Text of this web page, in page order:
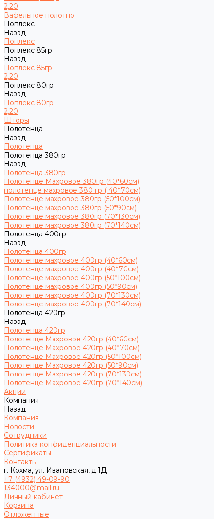
2,20
Вафельное полотно
Поплекс
Назад
Поплекс
Поплекс 85гр
Назад
Поплекс 85гр
2,20
Поплекс 80гр
Назад
Поплекс 80гр
2,20
Шторы
Полотенца
Назад
Полотенца
Полотенца 380гр
Назад
Полотенца 380гр
Полотенце Махровое 380гр (40*60см)
полотенце махровое 380 гр ( 40*70см)
Полотенце махровое 380гр (50*100см)
Полотенце махровое 380гр (50*90см)
Полотенце махровое 380гр (70*130см)
Полотенце махровое 380гр (70*140см)
Полотенца 400гр
Назад
Полотенца 400гр
Полотенце махровое 400гр (40*60см)
Полотенце махровое 400гр (40*70см)
Полотенце махровое 400гр (50*100см)
Полотенце махровое 400гр (50*90см)
Полотенце махровое 400гр (70*130см)
Полотенце махровое 400гр (70*140см)
Полотенца 420гр
Назад
Полотенца 420гр
Полотенце Махровое 420гр (40*60см)
Полотенце Махровое 420гр (40*70см)
Полотенце Махровое 420гр (50*100см)
Полотенце Махровое 420гр (50*90см)
Полотенце Махровое 420гр (70*130см)
Полотенце Махровое 420гр (70*140см)
Акции
Компания
Назад
Компания
Новости
Сотрудники
Политика конфиденциальности
Сертификаты
Контакты
г. Кохма, ул. Ивановская, д.1Д
+7 (4932) 49-09-90
134000@mail.ru
Личный кабинет
Корзина
Отложенные